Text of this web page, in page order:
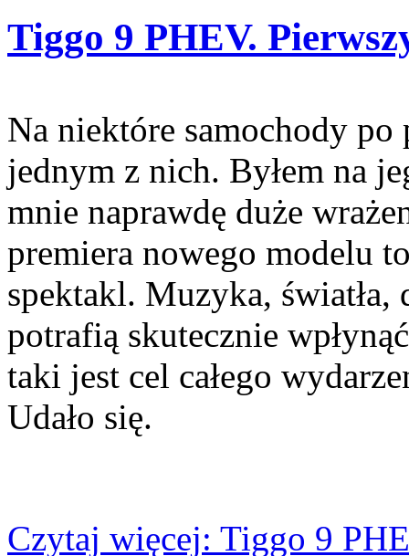
Tiggo 9 PHEV.
Na niektóre samochody po
jednym z nich. Byłem na
mnie naprawdę duże
premiera nowego modelu
spektakl. Muzyka,
potrafią skutecznie
taki jest cel całego
Udało się.
Czytaj więcej: Tiggo 9